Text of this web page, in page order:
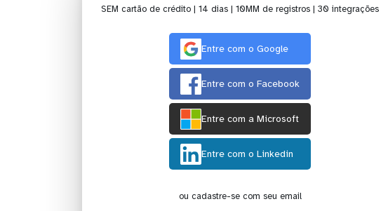
SEM cartão de crédito | 14 dias | 10MM de registros | 30 integrações
Entre com o Google
Entre com o Facebook
Entre com a Microsoft
Entre com o Linkedin
ou cadastre-se com seu email